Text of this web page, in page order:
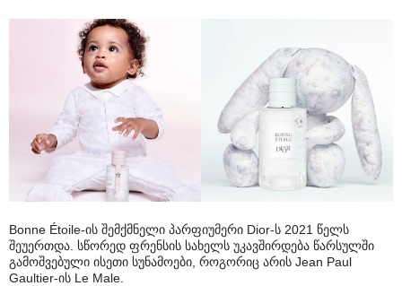
Bonne Étoile-ის შემქმნელი პარფიუმერი Dior-ს 2021 წელს
შეუერთდა. სწორედ ფრენსის სახელს უკავშირდება წარსულში
გამოშვებული ისეთი სუნამოები, როგორიც არის Jean Paul
Gaultier-ის Le Male.